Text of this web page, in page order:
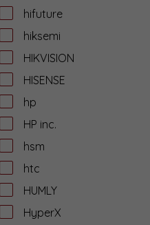
hifuture
hiksemi
HIKVISION
HISENSE
hp
HP inc.
hsm
htc
HUMLY
HyperX